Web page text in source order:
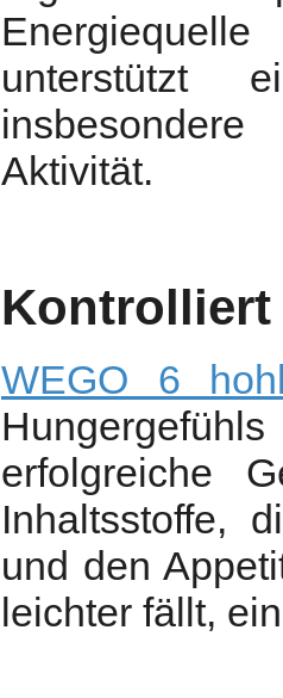
unterstützt
Aktivität.
Kontrolliert
WEGO 6
erfolgreiche
Inhaltsstoffe,
und den
leichter fällt,